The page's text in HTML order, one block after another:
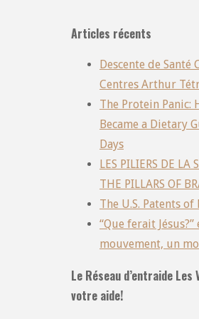
Articles récents
Descente de Santé
Centres Arthur
The Protein Panic:
Became a Dietary
Days
LES PILIERS DE LA
THE PILLARS OF
The U.S. Patents
“Que ferait Jésus?”
mouvement, un
Le Réseau d’entraide
votre aide!